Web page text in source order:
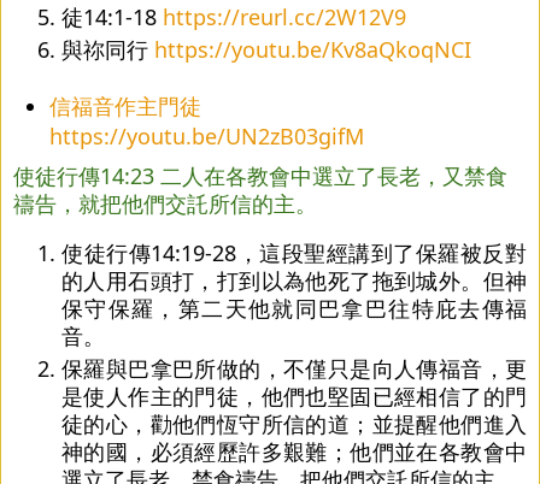
徒14:1-18 https://reurl.cc/2W12V9
與祢同行 https://youtu.be/Kv8aQkoqNCI
信福音作主門徒
https://youtu.be/UN2zB03gifM
使徒行傳14:23 二人在各教會中選立了長老，又禁食
禱告，就把他們交託所信的主。
使徒行傳14:19-28，這段聖經講到了保羅被反對
的人用石頭打，打到以為他死了拖到城外。但神
保守保羅，第二天他就同巴拿巴往特庇去傳福
音。
保羅與巴拿巴所做的，不僅只是向人傳福音，更
是使人作主的門徒，他們也堅固已經相信了的門
徒的心，勸他們恆守所信的道；並提醒他們進入
神的國，必須經歷許多艱難；他們並在各教會中